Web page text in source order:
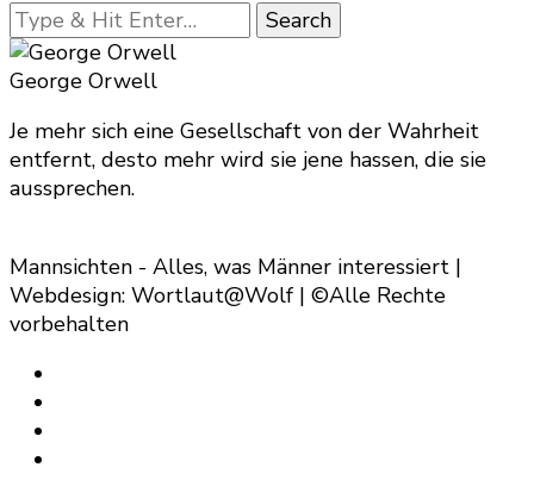
Looking
for
Something?
George Orwell
Je mehr sich eine Gesellschaft von der Wahrheit
entfernt, desto mehr wird sie jene hassen, die sie
aussprechen.
Mannsichten - Alles, was Männer interessiert |
Webdesign: Wortlaut@Wolf | ©Alle Rechte
vorbehalten